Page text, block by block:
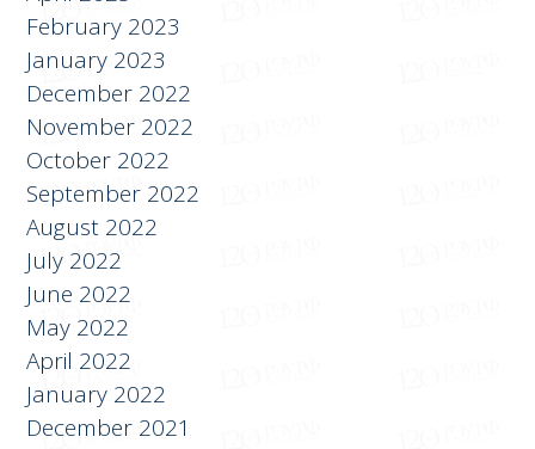
February 2023
January 2023
December 2022
November 2022
October 2022
September 2022
August 2022
July 2022
June 2022
May 2022
April 2022
January 2022
December 2021